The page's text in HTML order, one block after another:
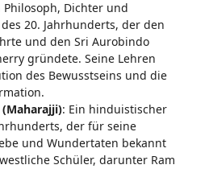
Philosoph, Dichter und
20. Jahrhunderts, der den
und den Sri Aurobindo
gründete. Seine Lehren
des Bewusstseins und die
(Maharajji): Ein hinduistischer
der für seine
und Wundertaten bekannt
Schüler, darunter Ram